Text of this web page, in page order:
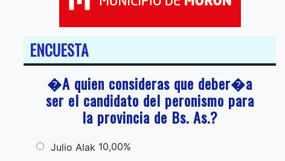
ENCUESTA
�A quien consideras que deber�a
ser el candidato del peronismo para
la provincia de Bs. As.?
Julio Alak 10,00%